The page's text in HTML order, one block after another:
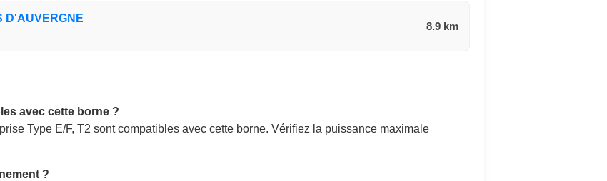
D'AUVERGNE
8.9 km
avec cette borne ?
Type E/F, T2 sont compatibles avec cette borne. Vérifiez la puissance maximale
?